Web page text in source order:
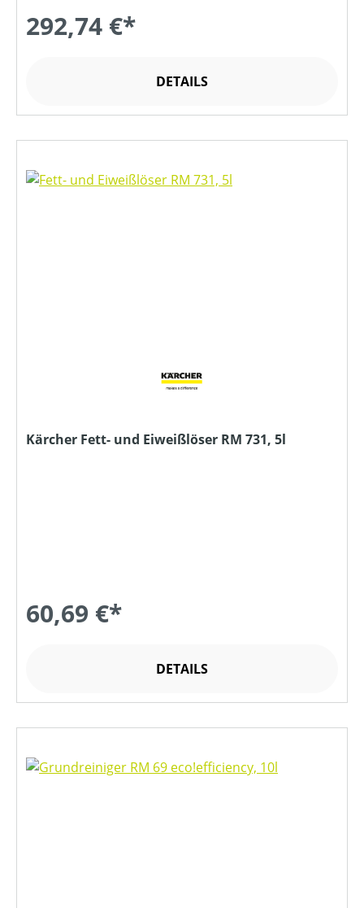
292,74 €*
DETAILS
Kärcher Fett- und Eiweißlöser RM 731, 5l
60,69 €*
DETAILS